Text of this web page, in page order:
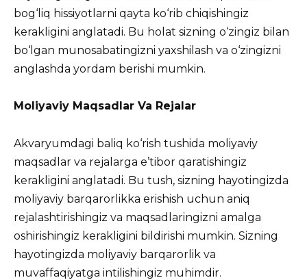
bog‘liq hissiyotlarni qayta ko‘rib chiqishingiz
kerakligini anglatadi. Bu holat sizning o‘zingiz bilan
bo‘lgan munosabatingizni yaxshilash va o‘zingizni
anglashda yordam berishi mumkin.
Moliyaviy Maqsadlar Va Rejalar
Akvaryumdagi baliq ko‘rish tushida moliyaviy
maqsadlar va rejalarga e’tibor qaratishingiz
kerakligini anglatadi. Bu tush, sizning hayotingizda
moliyaviy barqarorlikka erishish uchun aniq
rejalashtirishingiz va maqsadlaringizni amalga
oshirishingiz kerakligini bildirishi mumkin. Sizning
hayotingizda moliyaviy barqarorlik va
muvaffaqiyatga intilishingiz muhimdir.